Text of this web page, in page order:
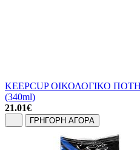
KEEPCUP ΟΙΚΟΛΟΓΙΚΟ
(340ml)
21.01€
ΓΡΗΓΟΡΗ ΑΓΟΡΑ